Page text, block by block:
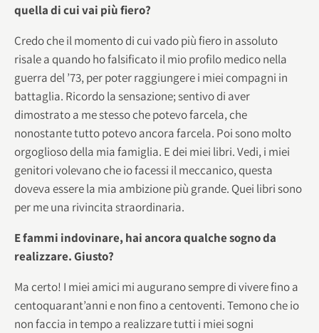
quella di cui vai più fiero?
Credo che il momento di cui vado più fiero in assoluto
risale a quando ho falsificato il mio profilo medico nella
guerra del ’73, per poter raggiungere i miei compagni in
battaglia. Ricordo la sensazione; sentivo di aver
dimostrato a me stesso che potevo farcela, che
nonostante tutto potevo ancora farcela. Poi sono molto
orgoglioso della mia famiglia. E dei miei libri. Vedi, i miei
genitori volevano che io facessi il meccanico, questa
doveva essere la mia ambizione più grande. Quei libri sono
per me una rivincita straordinaria.
E fammi indovinare, hai ancora qualche sogno da
realizzare. Giusto?
Ma certo! I miei amici mi augurano sempre di vivere fino a
centoquarant’anni e non fino a centoventi. Temono che io
non faccia in tempo a realizzare tutti i miei sogni